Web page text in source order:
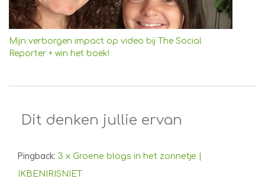
Mijn verborgen impact op video bij The Social
Reporter + win het boek!
Dit denken jullie ervan
Pingback: 3 x Groene blogs in het zonnetje |
IKBENIRISNIET